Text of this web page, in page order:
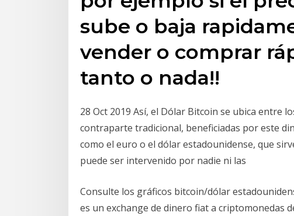
sube o baja
vender o comprar
tanto o nada!!
28 Oct 2019 Así, el Dólar Bitcoin se ubica entre
contraparte tradicional, beneficiadas por este
como el euro o el dólar estadounidense, que
puede ser intervenido por nadie ni las
Consulte los gráficos bitcoin/dólar
es un exchange de dinero fiat a criptomonedas